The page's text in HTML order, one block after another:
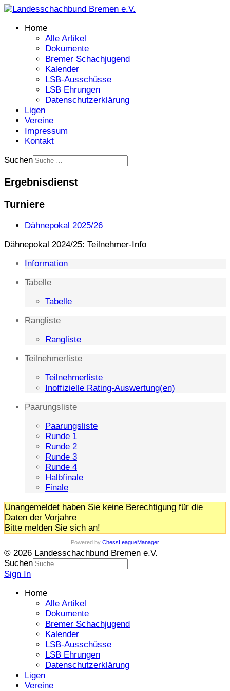
Home
Alle Artikel
Dokumente
Bremer Schachjugend
Kalender
LSB-Ausschüsse
LSB Ehrungen
Datenschutzerklärung
Ligen
Vereine
Impressum
Kontakt
Suchen
Ergebnisdienst
Turniere
Dähnepokal 2025/26
Dähnepokal 2024/25: Teilnehmer-Info
Information
Tabelle
Tabelle
Rangliste
Rangliste
Teilnehmerliste
Teilnehmerliste
Inoffizielle Rating-Auswertung(en)
Paarungsliste
Paarungsliste
Runde 1
Runde 2
Runde 3
Runde 4
Halbfinale
Finale
Unangemeldet haben Sie keine Berechtigung für die
Daten der Vorjahre
Bitte melden Sie sich an!
Powered by ChessLeagueManager
© 2026 Landesschachbund Bremen e.V.
Suchen
Sign In
Home
Alle Artikel
Dokumente
Bremer Schachjugend
Kalender
LSB-Ausschüsse
LSB Ehrungen
Datenschutzerklärung
Ligen
Vereine